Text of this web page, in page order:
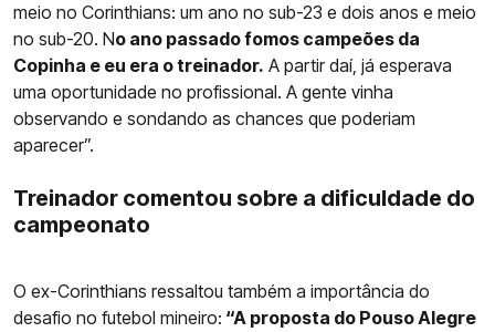
meio no Corinthians: um ano no sub-23 e dois anos e meio
no sub-20. No ano passado fomos campeões da
Copinha e eu era o treinador. A partir daí, já esperava
uma oportunidade no profissional. A gente vinha
observando e sondando as chances que poderiam
aparecer”.
Treinador comentou sobre a dificuldade do
campeonato
O ex-Corinthians ressaltou também a importância do
desafio no futebol mineiro: “A proposta do Pouso Alegre